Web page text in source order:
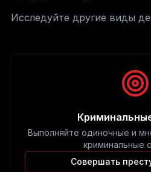
Исследуйте другие виды
Выполняйте одиночные и
криминальные
Совершать